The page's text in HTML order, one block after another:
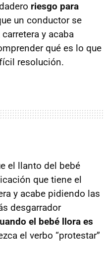
riesgo para
un conductor se
y acaba
qué es lo que
resolución.
el llanto del bebé
que tiene el
y acabe pidiendo las
desgarrador
el bebé llora es
el verbo “protestar”